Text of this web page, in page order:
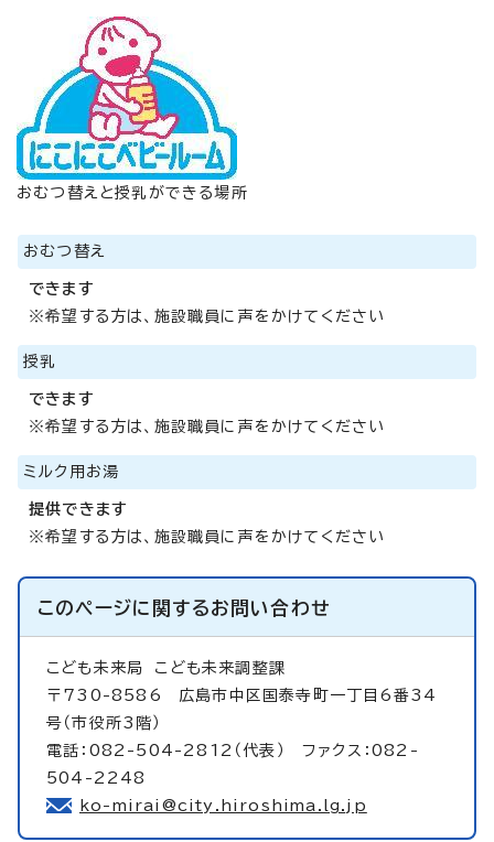
おむつ替えと授乳ができる場所
おむつ替え
できます
※希望する方は、施設職員に声をかけてください
授乳
できます
※希望する方は、施設職員に声をかけてください
ミルク用お湯
提供できます
※希望する方は、施設職員に声をかけてください
このページに関するお問い合わせ
こども未来局 こども未来調整課
〒730-8586 広島市中区国泰寺町一丁目6番34
号（市役所3階）
電話：082-504-2812（代表） ファクス：082-
504-2248
ko-mirai@city.hiroshima.lg.jp